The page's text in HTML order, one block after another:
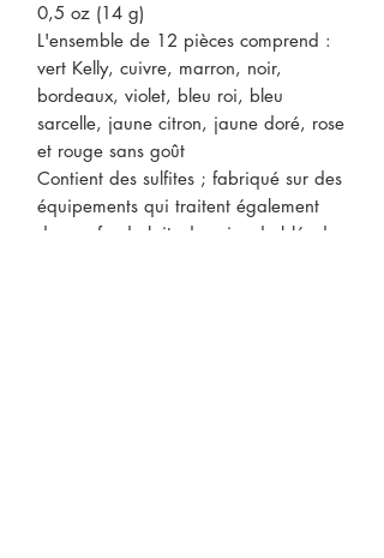
0,5 oz (14 g)
L'ensemble de 12 pièces comprend :
vert Kelly, cuivre, marron, noir,
bordeaux, violet, bleu roi, bleu
sarcelle, jaune citron, jaune doré, rose
et rouge sans goût
Contient des sulfites ; fabriqué sur des
équipements qui traitent également
des œufs, du lait, du soja, du blé, des